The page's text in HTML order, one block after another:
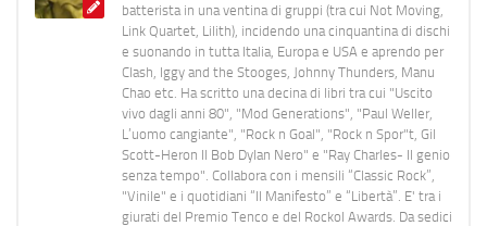
batterista in una ventina di gruppi (tra cui Not Moving,
Link Quartet, Lilith), incidendo una cinquantina di dischi
e suonando in tutta Italia, Europa e USA e aprendo per
Clash, Iggy and the Stooges, Johnny Thunders, Manu
Chao etc. Ha scritto una decina di libri tra cui "Uscito
vivo dagli anni 80", "Mod Generations", "Paul Weller,
L’uomo cangiante", "Rock n Goal", "Rock n Spor"t, Gil
Scott-Heron Il Bob Dylan Nero" e "Ray Charles- Il genio
senza tempo". Collabora con i mensili “Classic Rock”,
"Vinile" e i quotidiani “Il Manifesto” e “Libertà”. E' tra i
giurati del Premio Tenco e del Rockol Awards. Da sedici